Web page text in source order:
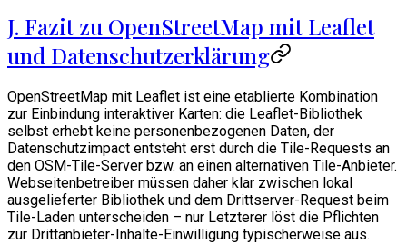
J. Fazit zu OpenStreetMap mit Leaflet
und Datenschutzerklärung
OpenStreetMap mit Leaflet ist eine etablierte Kombination
zur Einbindung interaktiver Karten: die Leaflet-Bibliothek
selbst erhebt keine personenbezogenen Daten, der
Datenschutzimpact entsteht erst durch die Tile-Requests an
den OSM-Tile-Server bzw. an einen alternativen Tile-Anbieter.
Webseitenbetreiber müssen daher klar zwischen lokal
ausgelieferter Bibliothek und dem Drittserver-Request beim
Tile-Laden unterscheiden – nur Letzterer löst die Pflichten
zur Drittanbieter-Inhalte-Einwilligung typischerweise aus.